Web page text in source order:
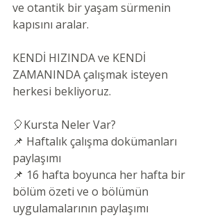
ve otantik bir yaşam sürmenin
kapısını aralar.
KENDİ HIZINDA ve KENDİ
ZAMANINDA çalışmak isteyen
herkesi bekliyoruz.
🎈Kursta Neler Var?
📌 Haftalık çalışma dokümanları
paylaşımı
📌 16 hafta boyunca her hafta bir
bölüm özeti ve o bölümün
uygulamalarının paylaşımı